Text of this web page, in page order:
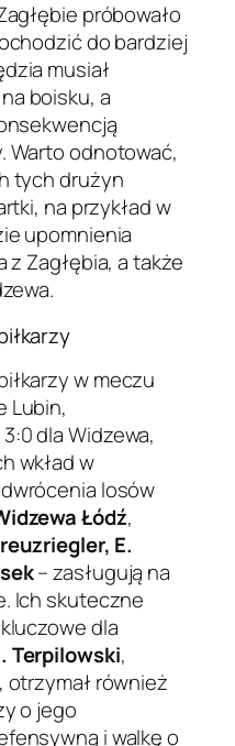
próbowało
do bardziej
musiał
boisku, a
Warto odnotować,
tych drużyn
na przykład w
upomnienia
z Zagłębia, a także
w meczu
Lubin,
dla Widzewa,
wkład w
losów
Łódź,
E.
– zasługują na
Ich skuteczne
dla
Terpilowski,
również
o jego
i walkę o